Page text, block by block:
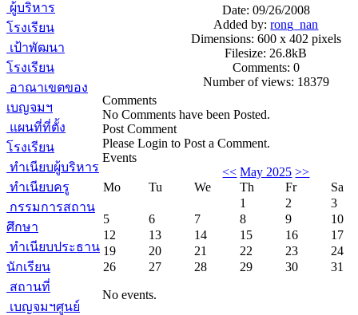
ผู้บริหาร
โรงเรียน
เป้าพัฒนา
โรงเรียน
อาณาเขตของ
เบญจมฯ
แผนที่ที่ตั้ง
โรงเรียน
ทำเนียบผู้บริหาร
ทำเนียบครู
กรรมการสถาน
ศึกษา
ทำเนียบประธาน
นักเรียน
สถานที่
เบญจมฯศูนย์
Date: 09/26/2008
Added by:rong_nan
Dimensions: 600 x 402 pixels
Filesize: 26.8kB
Comments: 0
Number of views: 18379
Comments
No Comments have been Posted.
Post Comment
Please Login to Post a Comment.
Events
<< May 2025 >>
Mo
Tu We Th Fr
Sa
1
2
3
5
6 7 8 9
10
12
13 14 15 16
17
19
20 21 22 23
24
26
27 28 29 30 31
No events.